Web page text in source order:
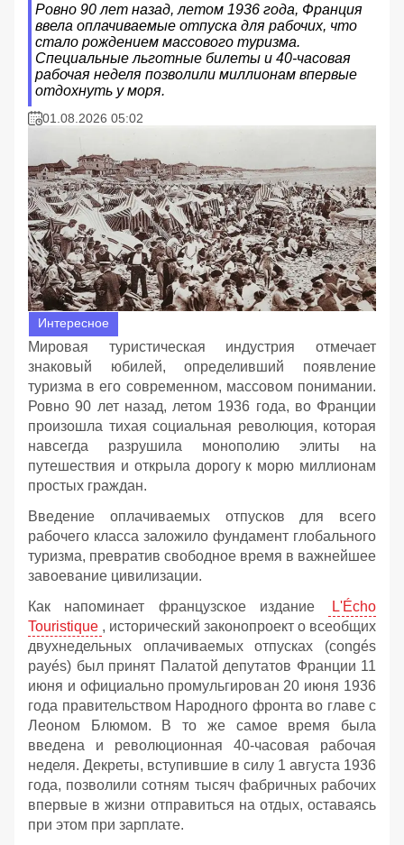
Ровно 90 лет назад, летом 1936 года, Франция
ввела оплачиваемые отпуска для рабочих, что
стало рождением массового туризма.
Специальные льготные билеты и 40-часовая
рабочая неделя позволили миллионам впервые
отдохнуть у моря.
01.08.2026 05:02
Интересное
Мировая туристическая индустрия отмечает
знаковый юбилей, определивший появление
туризма в его современном, массовом понимании.
Ровно 90 лет назад, летом 1936 года, во Франции
произошла тихая социальная революция, которая
навсегда разрушила монополию элиты на
путешествия и открыла дорогу к морю миллионам
простых граждан.
Введение оплачиваемых отпусков для всего
рабочего класса заложило фундамент глобального
туризма, превратив свободное время в важнейшее
завоевание цивилизации.
Как напоминает французское издание
L'Écho
Touristique , исторический законопроект о всеобщих
двухнедельных оплачиваемых отпусках (congés
payés) был принят Палатой депутатов Франции 11
июня и официально промульгирован 20 июня 1936
года правительством Народного фронта во главе с
Леоном Блюмом. В то же самое время была
введена и революционная 40-часовая рабочая
неделя. Декреты, вступившие в силу 1 августа 1936
года, позволили сотням тысяч фабричных рабочих
впервые в жизни отправиться на отдых, оставаясь
при этом при зарплате.